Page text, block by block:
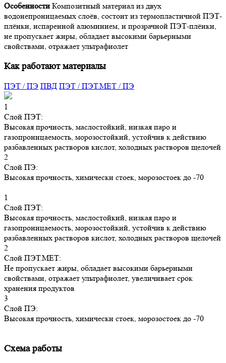
Особенности Композитный материал из двух
водонепроницаемых слоёв, состоит из термопластичной ПЭТ-
плёнки, испаренной алюминием, и прозрачной ПЭТ-плёнки,
не пропускает жиры, обладает высокими барьерными
свойствами, отражает ультрафиолет
Как работают материалы
ПЭТ / ПЭ ПВД ПЭТ / ПЭТ.МЕТ / ПЭ
1
Слой ПЭТ:
Высокая прочность, маслостойкий, низкая паро и
газопроницаемость, морозостойкий, устойчив к действию
разбавленных растворов кислот, холодных растворов щелочей
2
Слой ПЭ:
Высокая прочность, химически стоек, морозостоек до -70
1
Слой ПЭТ:
Высокая прочность, маслостойкий, низкая паро и
газопроницаемость, морозостойкий, устойчив к действию
разбавленных растворов кислот, холодных растворов щелочей
2
Слой ПЭТ.МЕТ:
Не пропускает жиры, обладает высокими барьерными
свойствами, отражает ультрафиолет, увеличивает срок
хранения продуктов
3
Слой ПЭ:
Высокая прочность, химически стоек, морозостоек до -70
Схема работы